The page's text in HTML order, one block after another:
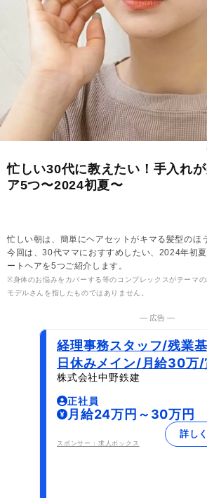
忙しい30代に教えたい！手入れ
ア5つ〜2024初夏〜
忙しい朝は、簡単にヘアセットがキマる髪型のほ
今回は、30代ママにおすすめしたい、2024年初
ートヘアを5つご紹介します。
※身体のお悩みをカバーする等のコンプレックスがテーマ
モデルさんを指したものではありません。
― 広告 ―
経理事務スタッフ/残業
日休みメイン/月給30万/
株式会社中野鉄建
正社員
月給24万円～30万円
スポンサー：求人ボックス
詳し